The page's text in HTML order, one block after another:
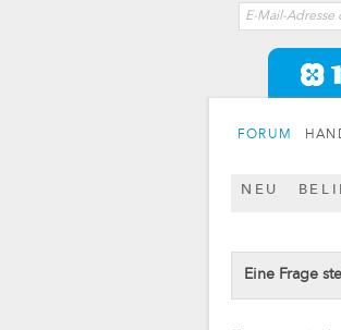
FORUM
NEU
Eine Frage